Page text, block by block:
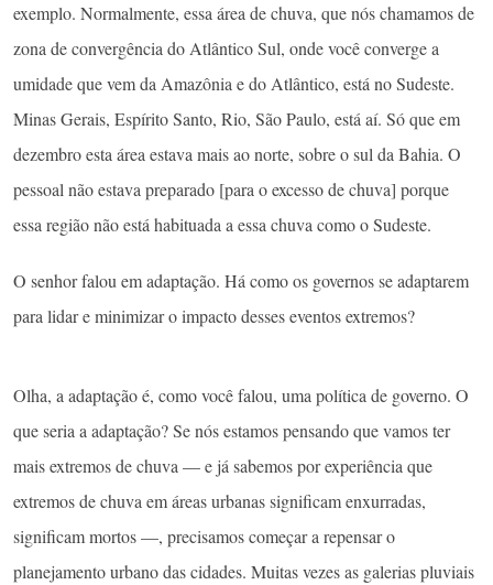
exemplo. Normalmente, essa área de chuva, que nós chamamos de
zona de convergência do Atlântico Sul, onde você converge a
umidade que vem da Amazônia e do Atlântico, está no Sudeste.
Minas Gerais, Espírito Santo, Rio, São Paulo, está aí. Só que em
dezembro esta área estava mais ao norte, sobre o sul da Bahia. O
pessoal não estava preparado [para o excesso de chuva] porque
essa região não está habituada a essa chuva como o Sudeste.
O senhor falou em adaptação. Há como os governos se adaptarem
para lidar e minimizar o impacto desses eventos extremos?
Olha, a adaptação é, como você falou, uma política de governo. O
que seria a adaptação? Se nós estamos pensando que vamos ter
mais extremos de chuva — e já sabemos por experiência que
extremos de chuva em áreas urbanas significam enxurradas,
significam mortos —, precisamos começar a repensar o
planejamento urbano das cidades. Muitas vezes as galerias pluviais